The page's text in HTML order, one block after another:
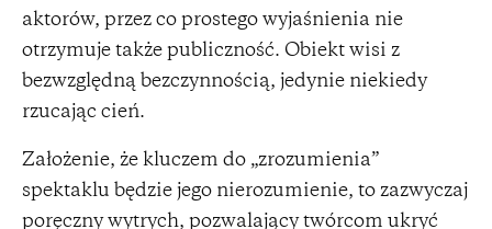
aktorów, przez co prostego wyjaśnienia nie
otrzymuje także publiczność. Obiekt wisi z
bezwzględną bezczynnością, jedynie niekiedy
rzucając cień.
Założenie, że kluczem do „zrozumienia”
spektaklu będzie jego nierozumienie, to zazwyczaj
poręczny wytrych, pozwalający twórcom ukryć